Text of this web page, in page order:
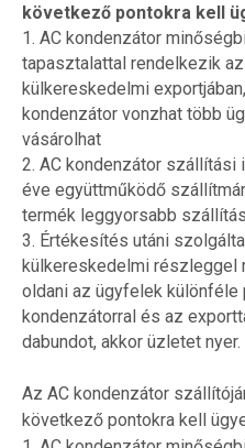
következő pontokra kell
1. AC kondenzátor
tapasztalattal rendelkezik
külkereskedelmi
kondenzátor vonzhat több
vásárolhat
2. AC kondenzátor szállítási
éve együttműködő
termék leggyorsabb
3. Értékesítés utáni
külkereskedelmi részleggel
oldani az ügyfelek különféle
kondenzátorral és az
dabundot, akkor üzletet nyer.
Az AC kondenzátor
következő pontokra kell